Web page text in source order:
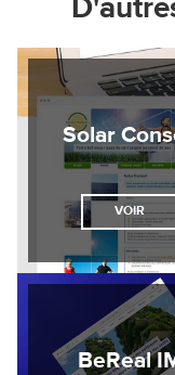
Solar
VOIR
BeReal